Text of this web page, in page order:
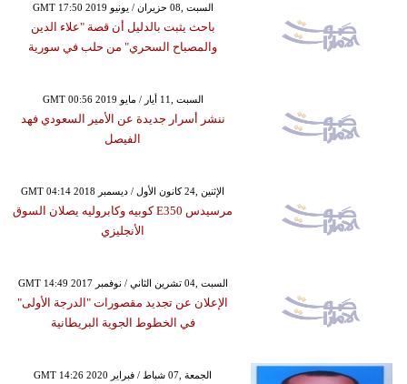
GMT 17:50 2019 السبت ,08 حزيران / يونيو
باحث يثبت بالدليل أن قصة "علاء الدين
والمصباح السحري" من حلب في سورية
GMT 00:56 2019 السبت ,11 أيار / مايو
ننشر أسرار جديدة عن الأمير السعودي فهد
الفيصل
GMT 04:14 2018 الإثنين ,24 كانون الأول / ديسمبر
مرسيدس E350 كوبيه وكابروليه يصلان السوق
الأنجليزي
GMT 14:49 2017 السبت ,04 تشرين الثاني / نوفمبر
الإعلان عن تجديد مقصورات "الدرجة الأولى"
في الخطوط الجوية البريطانية
GMT 14:26 2020 الجمعة ,07 شباط / فبراير